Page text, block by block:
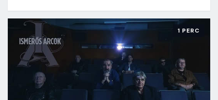
1 PERC